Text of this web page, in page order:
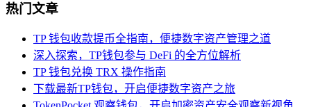
热门文章
TP 钱包收款提币全指南，便捷数字资产管理之道
深入探索，TP钱包参与 DeFi 的全方位解析
TP 钱包兑换 TRX 操作指南
下载最新TP钱包，开启便捷数字资产之旅